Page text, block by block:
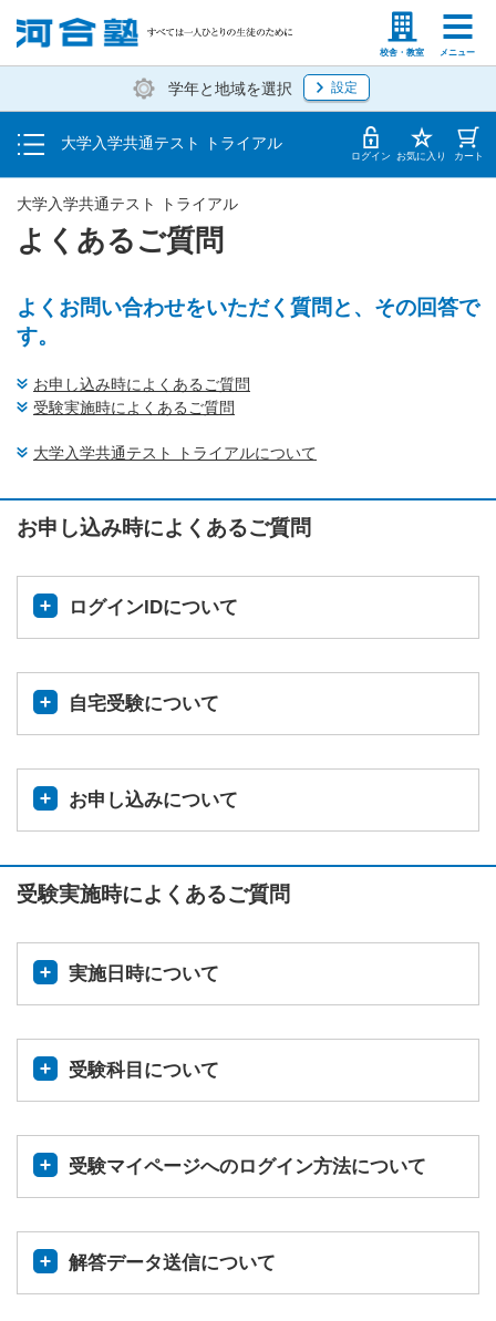
校舎・教室 メニュー
塾生の方 高等学校の先生
学年と地域を選択 設定
大学入学共通テスト トライアル
トップ
お申し込み・申込方法
よくあるご質問 ログイン お気に入り カート
よくあるご質問
大学入学共通テスト トライアル
よくお問い合わせをいただく質問と、その回答で
す。
お申し込み時によくあるご質問
受験実施時によくあるご質問
大学入学共通テスト トライアルについて
お申し込み時によくあるご質問
ログインIDについて
自宅受験について
お申し込みについて
受験実施時によくあるご質問
実施日時について
受験科目について
受験マイページへのログイン方法について
解答データ送信について